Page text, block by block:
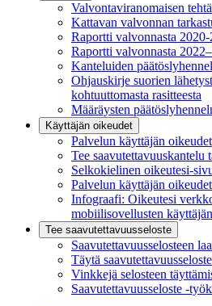
Valvontaviranomaisen
Kattavan valvonnan
Raportti valvonnasta 2020-
Raportti valvonnasta
Kanteluiden
Ohjauskirje suorien
kohtuuttomasta rasitteesta
Määräysten
Käyttäjän oikeudet
Palvelun käyttäjän oikeudet
Tee saavutettavuuskantelu
Selkokielinen oikeutesi-
Palvelun käyttäjän
Infograafi: Oikeutesi
mobiilisovellusten
Tee saavutettavuusseloste
Saavutettavuus­selosteen
Täytä saavutettavuusseloste
Vinkkejä selosteen
Saavutettavuusseloste -